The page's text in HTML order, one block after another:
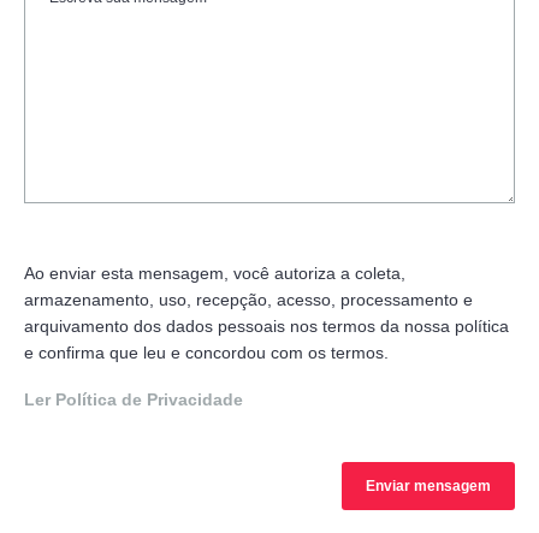
Ao enviar esta mensagem, você autoriza a coleta,
armazenamento, uso, recepção, acesso, processamento e
arquivamento dos dados pessoais nos termos da nossa política
e confirma que leu e concordou com os termos.
Ler Política de Privacidade